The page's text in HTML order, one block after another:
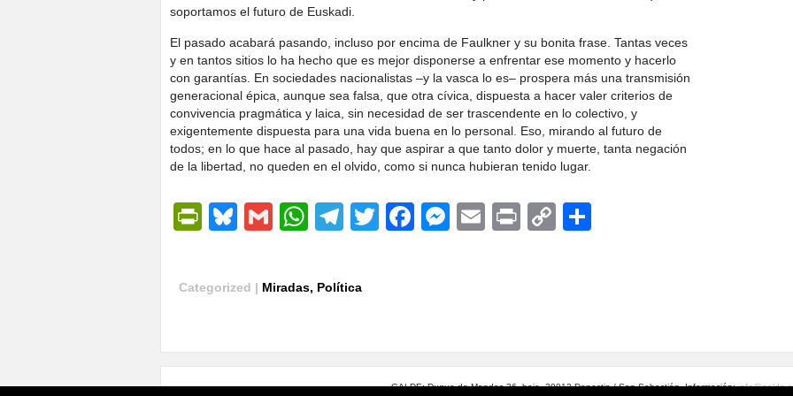
soportamos el futuro de Euskadi.
El pasado acabará pasando, incluso por encima de Faulkner y su bonita frase. Tantas veces
y en tantos sitios lo ha hecho que es mejor disponerse a enfrentar ese momento y hacerlo
con garantías. En sociedades nacionalistas –y la vasca lo es– prospera más una transmisión
generacional épica, aunque sea falsa, que otra cívica, dispuesta a hacer valer criterios de
convivencia pragmática y laica, sin necesidad de ser trascendente en lo colectivo, y
exigentemente dispuesta para una vida buena en lo personal. Eso, mirando al futuro de
todos; en lo que hace al pasado, hay que aspirar a que tanto dolor y muerte, tanta negación
de la libertad, no queden en el olvido, como si nunca hubieran tenido lugar.
PrintFriendly
Bluesky
GmailWhatsApp
Telegram
TwitterFacebook
Messenger
EmailPrintCopy
Categorized | Miradas, Política
GALDE: Duque de Mandas 36, bajo. 20012 Donostia / San Sebastián. Información: